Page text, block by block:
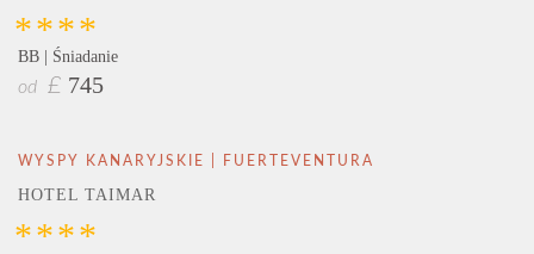
****
BB | Śniadanie
od £ 745
WYSPY KANARYJSKIE | FUERTEVENTURA
HOTEL TAIMAR
****